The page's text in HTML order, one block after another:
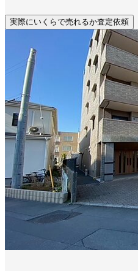
実際にいくらで売れるか査定依頼